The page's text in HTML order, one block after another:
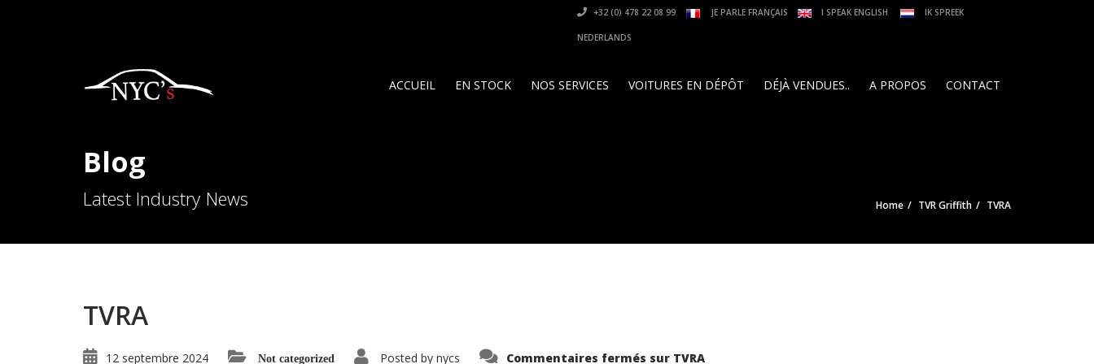
+32 (0) 478 22 08 99 JE PARLE FRANÇAIS I SPEAK ENGLISH IK SPREEK
NEDERLANDS
ACCUEIL EN STOCK NOS SERVICES VOITURES EN DÉPÔT DÉJÀ VENDUES.. A PROPOS CONTACT
Blog
Latest Industry News Home TVR Griffith TVRA
TVRA
12 septembre 2024 Not categorized Posted by nycs Commentaires fermés sur TVRA